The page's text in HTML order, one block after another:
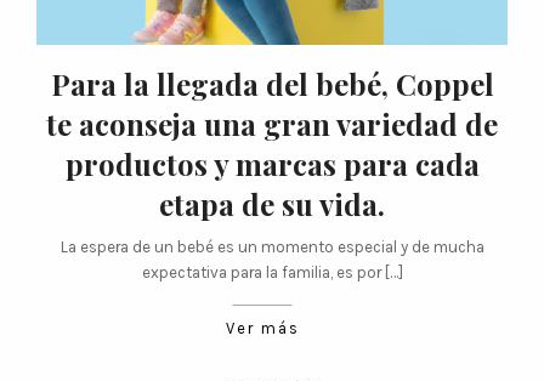
Para la llegada del bebé, Coppel
te aconseja una gran variedad de
productos y marcas para cada
etapa de su vida.
La espera de un bebé es un momento especial y de mucha
expectativa para la familia, es por […]
Ver más